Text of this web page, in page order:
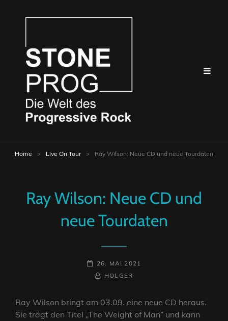
Home > Live On Tour > Ray Wilson: Neue CD und neue Tourdaten
Ray Wilson: Neue CD und
neue Tourdaten
POSTED-
ON
26. MAI 2021
BY
BYLINEHOLGER
Ray Wilson bringt am 03.09. eine neue CD heraus.
Sie trägt den Titel „The Weight of Man“ und kann